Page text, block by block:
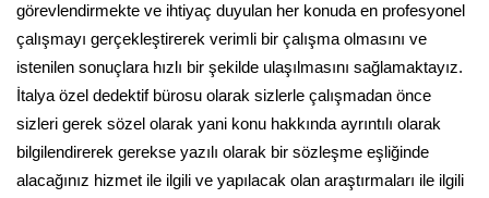
görevlendirmekte ve ihtiyaç duyulan her konuda en profesyonel
çalışmayı gerçekleştirerek verimli bir çalışma olmasını ve
istenilen sonuçlara hızlı bir şekilde ulaşılmasını sağlamaktayız.
İtalya özel dedektif bürosu olarak sizlerle çalışmadan önce
sizleri gerek sözel olarak yani konu hakkında ayrıntılı olarak
bilgilendirerek gerekse yazılı olarak bir sözleşme eşliğinde
alacağınız hizmet ile ilgili ve yapılacak olan araştırmaları ile ilgili